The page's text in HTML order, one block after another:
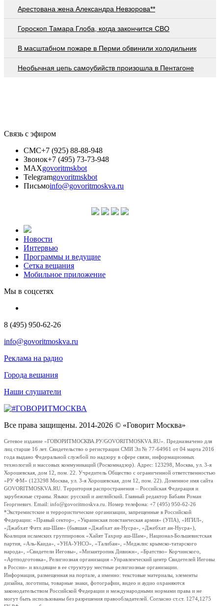
Арестована жена Александра Невзорова**
Гороскоп Тамара Глоба, когда закончится СВО
В масштабном пожаре в Перми обвинили холодильник
Необычная цепь самоубийств произошла в Пентагоне
Связь с эфиром
СМС+7 (925) 88-88-948
Звонок+7 (495) 73-73-948
MAXgovoritmskbot
Telegramgovoritmskbot
Письмоinfo@govoritmoskva.ru
Новости
Интервью
Программы и ведущие
Сетка вещания
Мобильное приложение
Мы в соцсетях
8 (495) 950-62-26
info@govoritmoskva.ru
Реклама на радио
Города вещания
Наши слушатели
Все права защищены. 2014-2026 © «Говорит Москва»
Сетевое издание «ГОВОРИТМОСКВА.РУ/GOVORITMOSKVA.RU». Предназначено для
лиц старше 16 лет. Свидетельство о регистрации СМИ Эл № 77-64961 от 04 марта 2016
года выдано Федеральной службой по надзору в сфере связи, информационных
технологий и массовых коммуникаций (Роскомнадзор). Адрес: 123298, Москва, ул. 3-я
Хорошевская, дом 12, пом. 22. Учредитель Общество с ограниченной ответственностью
«РУ ФМ» (123298 Москва, ул. 3-я Хорошевская, дом 12, пом. 22). Доменное имя сайта
GOVORITMOSKVA.RU. Территория распространения – Российская Федерация и
зарубежные страны. Языки: русский и английский. Главный редактор Бабаян Роман
Георгиевич. Email: info@govoritmoskva.ru. Номер телефона: +7 (495) 950-62-26
*Экстремистские и террористические организации, запрещенные в Российской
Федерации: «Правый сектор», «Украинская повстанческая армия» (УПА), «ИГИЛ»,
«Джабхат Фатх аш-Шам» (бывшая «Джабхат ан-Нусра», «Джебхат ан-Нусра»),
Коалиция исламских группировок «Хайят Тахрир аш-Шам», Национал-Большевистская
партия, «Аль-Каида», «УНА-УНСО», «Талибан», «Меджлис крымско-татарского
народа», «Свидетели Иеговы», «Мизантропик Дивижн», «Братство» Корчинского,
«Артподготовка», Религиозная организация «Управленческий центр Свидетелей Иеговы
в России» и входящие в ее структуру местные религиозные организации.
Информация, размещенная на портале, а именно: текстовые материалы, элементы
дизайна, логотипы, товарные знаки, фотографии, видео и аудио охраняются
законодательством Российской Федерации и международными нормами права и не
могут быть использованы без разрешения правообладателей. Согласно ст.ст. 1274,1275